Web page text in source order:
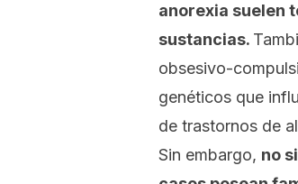
anorexia suelen
sustancias.
obsesivo-
genéticos que
de trastornos de
Sin embargo, no